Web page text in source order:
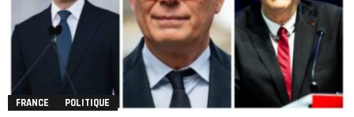
FRANCE POLITIQUE